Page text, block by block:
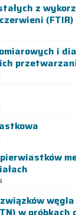
z
(FTIR)
i
węgla